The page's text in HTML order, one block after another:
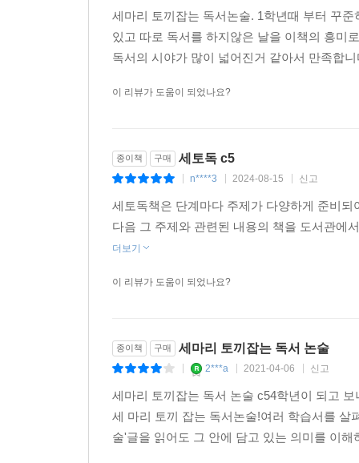
세마리 토끼잡는 독서논술. 1학년때 부터 꾸
있고 따로 독서를 하지않은 날을 이책의 흥미
독서의 시야가 많이 넓어진거 같아서 만족합
이 리뷰가 도움이 되었나요?
종이책 구매 세토독 c5
n****3 2024-08-15 신고
세토독책은 단계마다 주제가 다양하게 준비
다음 그 주제와 관련된 내용의 책을 도서관에
더보기
이 리뷰가 도움이 되었나요?
종이책 구매 세마리 토끼잡는 독서 논술
2***a 2021-04-06 신고
세마리 토끼잡는 독서 논술 c54학년이 되고
세 마리 토끼 잡는 독서논술!여러 학습서를 살
술'글을 읽어도 그 안에 담고 있는 의미를 이